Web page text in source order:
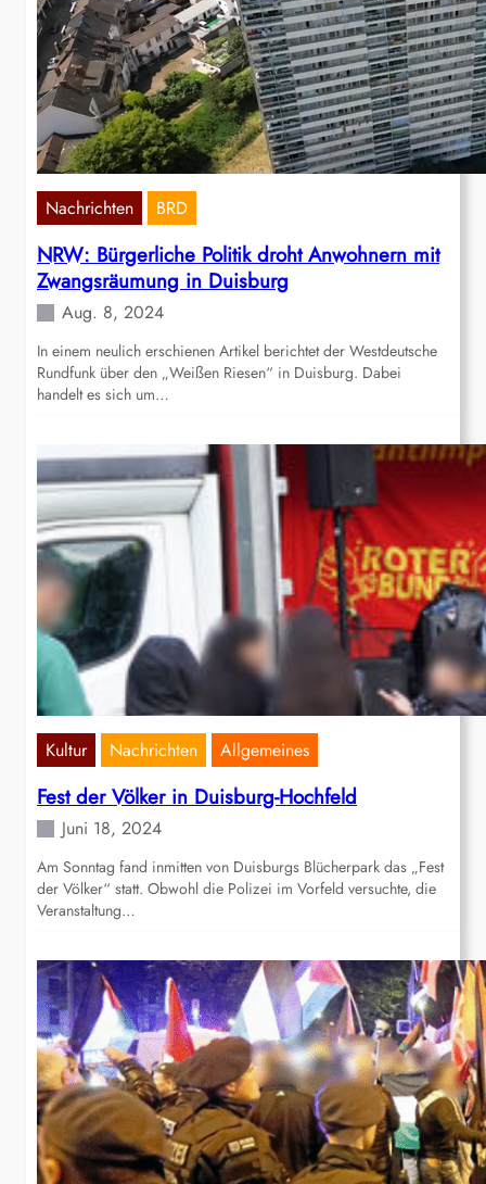
Nachrichten BRD
NRW: Bürgerliche Politik droht Anwohnern mit
Zwangsräumung in Duisburg
Aug. 8, 2024
In einem neulich erschienen Artikel berichtet der Westdeutsche
Rundfunk über den „Weißen Riesen“ in Duisburg. Dabei
handelt es sich um…
Kultur Nachrichten Allgemeines
Fest der Völker in Duisburg-Hochfeld
Juni 18, 2024
Am Sonntag fand inmitten von Duisburgs Blücherpark das „Fest
der Völker“ statt. Obwohl die Polizei im Vorfeld versuchte, die
Veranstaltung…